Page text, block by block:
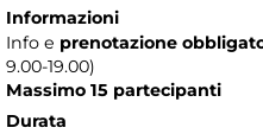
Informazioni
Info e prenotazione
9.00-19.00)
Massimo 15 partecipanti
Durata